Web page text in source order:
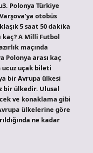
Polonya Türkiye
otobüs
5 saat 50 dakika
A Milli Futbol
maçında
Polonya arası kaç
ucuz uçak bileti
bir Avrupa ülkesi
bir ülkedir. Ulusal
ve konaklama gibi
ülkelerine göre
ne kadar